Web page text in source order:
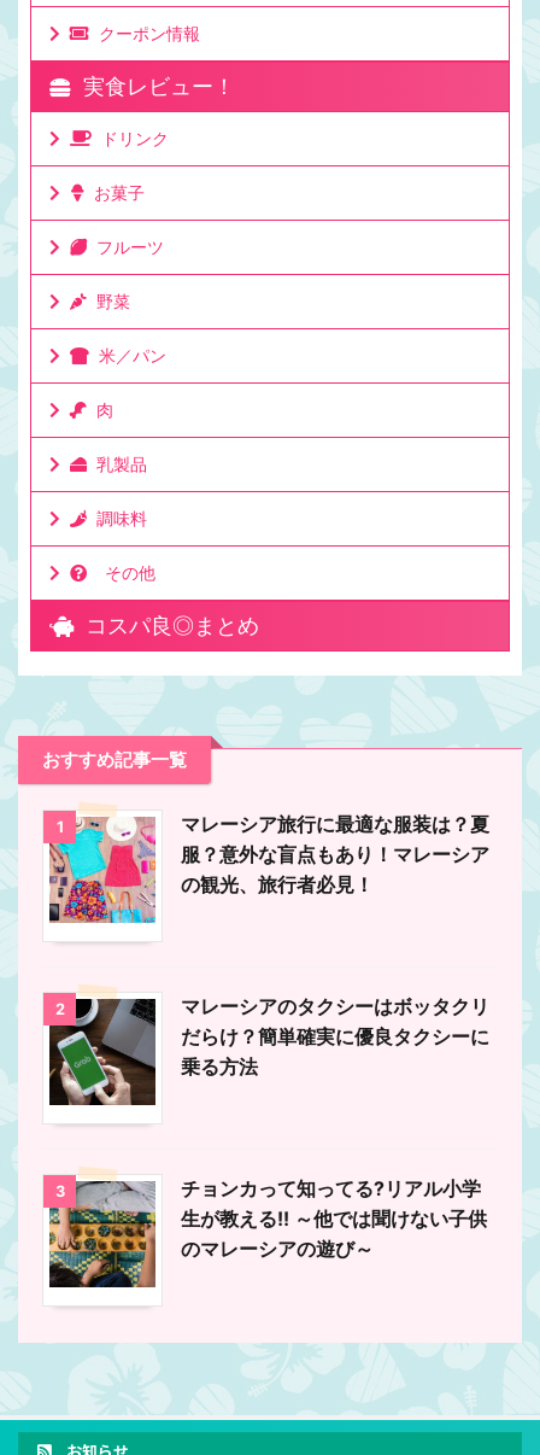
クーポン情報
実食レビュー！
ドリンク
お菓子
フルーツ
野菜
米／パン
肉
乳製品
調味料
その他
コスパ良◎まとめ
おすすめ記事一覧
1
マレーシア旅行に最適な服装は？夏
服？意外な盲点もあり！マレーシア
の観光、旅行者必見！
2
マレーシアのタクシーはボッタクリ
だらけ？簡単確実に優良タクシーに
乗る方法
3
チョンカって知ってる?リアル小学
生が教える!! ～他では聞けない子供
のマレーシアの遊び～